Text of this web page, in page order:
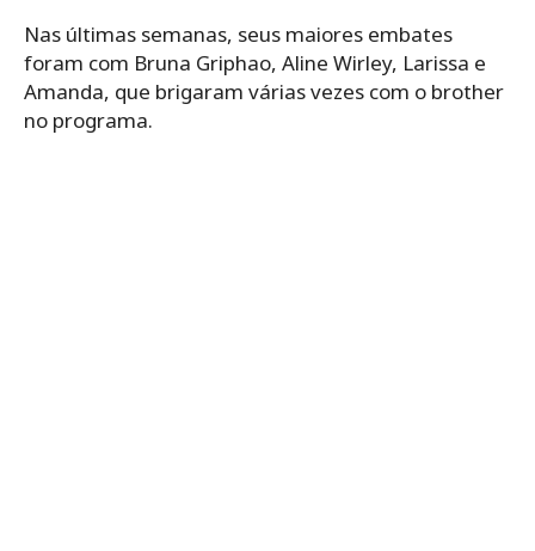
Nas últimas semanas, seus maiores embates
foram com Bruna Griphao, Aline Wirley, Larissa e
Amanda, que brigaram várias vezes com o brother
no programa.